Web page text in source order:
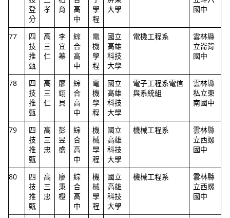
登
分
孝
育
高
中
學
程
大學
國中
77
四
技
推
甄
高
三
仁
李
宜
蓁
綜
合
高
中
電
機
學
程
國立
高雄
科技
大學
電機工程系
雲林縣
立崙背
國中
78
四
技
推
甄
高
三
仁
廖
翊
貝
綜
合
高
中
電
機
學
程
國立
高雄
科技
大學
電子工程系電信
與系統組
雲林縣
私立東
南國中
79
四
技
推
甄
高
三
忠
彭
昱
盛
綜
合
高
中
機
械
學
程
國立
高雄
科技
大學
機械工程系
雲林縣
立西螺
國中
80
四
技
推
甄
高
三
忠
廖
秉
橙
綜
合
高
中
機
械
學
程
國立
高雄
科技
大學
機械工程系
雲林縣
立西螺
國中